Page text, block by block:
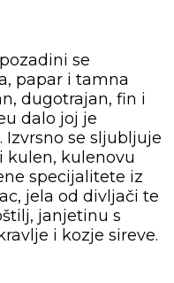
se
papar i tamna
dugotrajan, fin i
dalo joj je
Izvrsno se sljubljuje
kulen, kulenovu
specijalitete iz
jela od divljači te
janjetinu s
i kozje sireve.